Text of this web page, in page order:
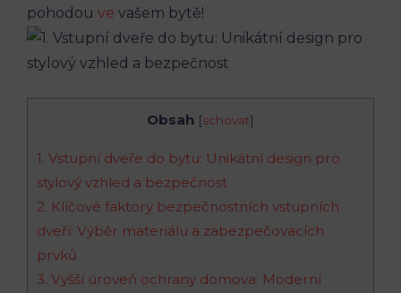
pohodou ve vašem bytě!
Obsah [schovat]
1. Vstupní dveře do bytu: Unikátní design pro
stylový vzhled a bezpečnost
2. Klíčové faktory bezpečnostních vstupních
dveří: Výběr materiálu a zabezpečovacích
prvků
3. Vyšší úroveň ochrany domova: Moderní